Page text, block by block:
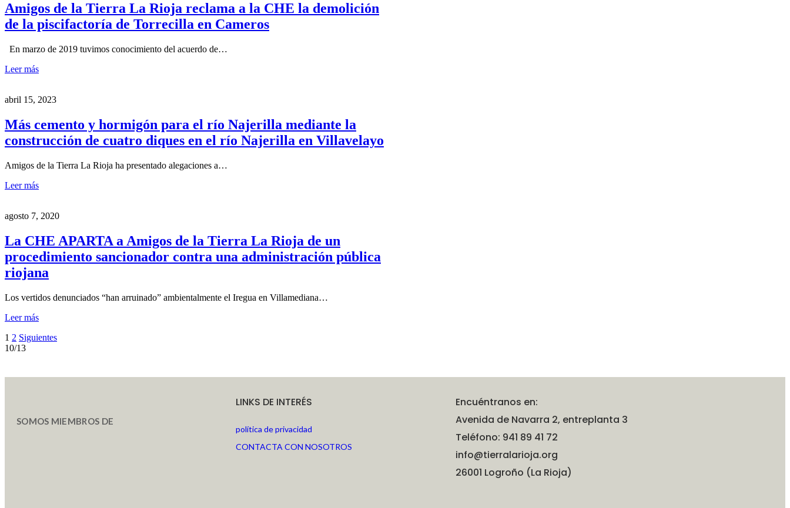
Amigos de la Tierra La Rioja reclama a la CHE la demolición
de la piscifactoría de Torrecilla en Cameros
En marzo de 2019 tuvimos conocimiento del acuerdo de…
Leer más
abril 15, 2023
Más cemento y hormigón para el río Najerilla mediante la
construcción de cuatro diques en el río Najerilla en Villavelayo
Amigos de la Tierra La Rioja ha presentado alegaciones a…
Leer más
agosto 7, 2020
La CHE APARTA a Amigos de la Tierra La Rioja de un
procedimiento sancionador contra una administración pública
riojana
Los vertidos denunciados “han arruinado” ambientalmente el Iregua en Villamediana…
Leer más
1 2 Siguientes
10/13
SOMOS MIEMBROS DE
LINKS DE INTERÉS
política de privacidad
CONTACTA CON NOSOTROS
Encuéntranos en:
Avenida de Navarra 2, entreplanta 3
Teléfono: 941 89 41 72
info@tierralarioja.org
26001 Logroño (La Rioja)